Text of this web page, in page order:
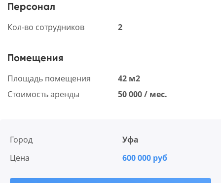
Персонал
Кол-во сотрудников 2
Помещения
Площадь помещения
42 м2
Стоимость аренды
50 000 / мес.
Город
Уфа
Цена
600 000 руб